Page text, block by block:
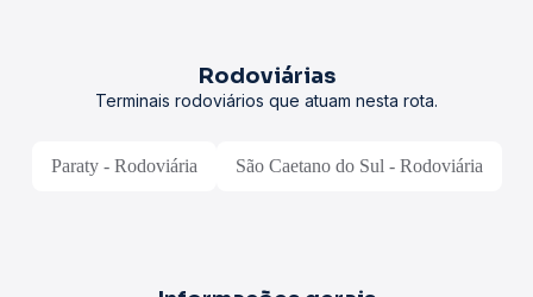
Rodoviárias
Terminais rodoviários que atuam nesta rota.
Paraty - Rodoviária São Caetano do Sul - Rodoviária